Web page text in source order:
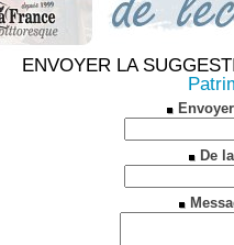
ENVOYER LA
De